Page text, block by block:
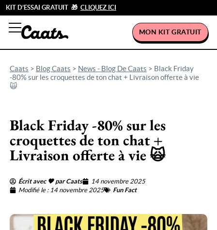
KIT D’ESSAI GRATUIT 🎁 CLIQUEZ ICI
MON KIT GRATUIT
Caats > Blog Caats > News - Blog De Caats > Black Friday
-80% sur les croquettes de ton chat + Livraison offerte à vie
🙀
Black Friday -80% sur les
croquettes de ton chat +
Livraison offerte à vie 🙀
Écrit avec 🖤 par Caats
14 novembre 2025
Modifié le : 14 novembre 2025
Fun Fact